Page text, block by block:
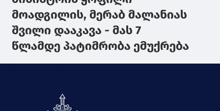
მოადგილის, მერაბ მალანიას
შვილი დააკავა - მას 7
წლამდე პატიმრობა ემუქრება